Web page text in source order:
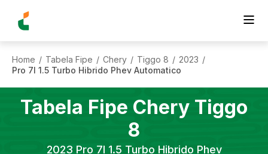
Home / Tabela Fipe / Chery / Tiggo 8 / 2023 /
Pro 7l 1.5 Turbo Hibrido Phev Automatico
Tabela Fipe Chery Tiggo
8
2023 Pro 7l 1.5 Turbo Hibrido Phev